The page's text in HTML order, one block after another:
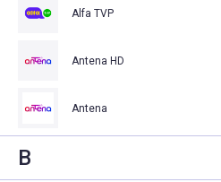
Alfa TVP
Antena HD
Antena
B